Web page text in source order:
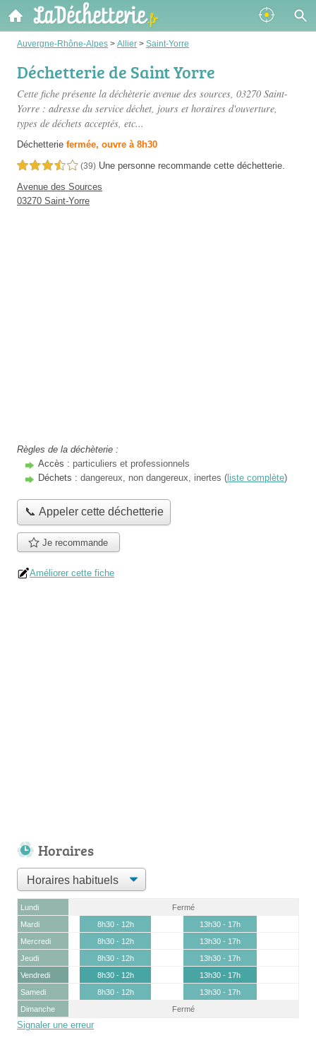
Auvergne-Rhône-Alpes > Allier > Saint-Yorre
Déchetterie de Saint Yorre
Cette fiche présente la déchèterie avenue des sources, 03270 Saint-
Yorre : adresse du service déchet, jours et horaires d'ouverture,
types de déchets acceptés, etc...
Déchetterie fermée, ouvre à 8h30
3,5 étoiles sur 5 (39) Une personne recommande cette déchetterie.
Avenue des Sources
03270 Saint-Yorre
Règles de la déchèterie :
Accès : particuliers et professionnels
Déchets : dangereux, non dangereux, inertes ( liste complète)
📞 Appeler cette déchetterie
Je recommande
Améliorer cette fiche
Horaires
Lundi
Fermé
Mardi
8h30 - 12h
13h30 - 17h
Mercredi
8h30 - 12h
13h30 - 17h
Jeudi
8h30 - 12h
13h30 - 17h
Vendredi
8h30 - 12h
13h30 - 17h
Samedi
8h30 - 12h
13h30 - 17h
Dimanche
Fermé
Signaler une erreur